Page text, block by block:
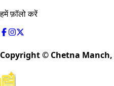
हमें फ़ॉलो करें
Copyright © Chetna Manch,